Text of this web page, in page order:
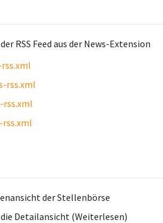
RSS Feed aus der News-Extension
rss.xml
rss.xml
rss.xml
der Stellenbörse
Detailansicht (Weiterlesen)